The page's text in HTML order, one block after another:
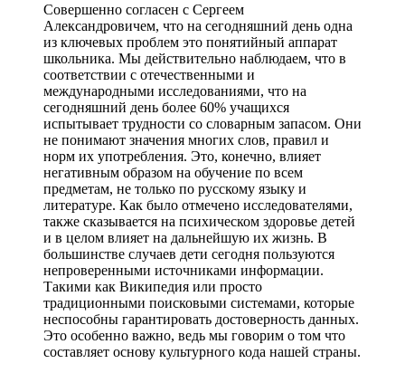
Совершенно согласен с Сергеем
Александровичем, что на сегодняшний день одна
из ключевых проблем это понятийный аппарат
школьника. Мы действительно наблюдаем, что в
соответствии с отечественными и
международными исследованиями, что на
сегодняшний день более 60% учащихся
испытывает трудности со словарным запасом. Они
не понимают значения многих слов, правил и
норм их употребления. Это, конечно, влияет
негативным образом на обучение по всем
предметам, не только по русскому языку и
литературе. Как было отмечено исследователями,
также сказывается на психическом здоровье детей
и в целом влияет на дальнейшую их жизнь. В
большинстве случаев дети сегодня пользуются
непроверенными источниками информации.
Такими как Википедия или просто
традиционными поисковыми системами, которые
неспособны гарантировать достоверность данных.
Это особенно важно, ведь мы говорим о том что
составляет основу культурного кода нашей страны.